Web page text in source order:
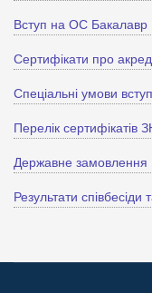
Вступ на ОС Бакалавр
Сертифікати про
Спеціальні умови
Перелік сертифікатів
Державне замовлення
Результати